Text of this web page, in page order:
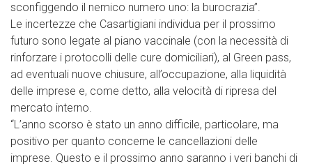
sconfiggendo il nemico numero uno: la burocrazia”.
Le incertezze che Casartigiani individua per il prossimo
futuro sono legate al piano vaccinale (con la necessità di
rinforzare i protocolli delle cure domiciliari), al Green pass,
ad eventuali nuove chiusure, all’occupazione, alla liquidità
delle imprese e, come detto, alla velocità di ripresa del
mercato interno.
“L’anno scorso è stato un anno difficile, particolare, ma
positivo per quanto concerne le cancellazioni delle
imprese. Questo e il prossimo anno saranno i veri banchi di